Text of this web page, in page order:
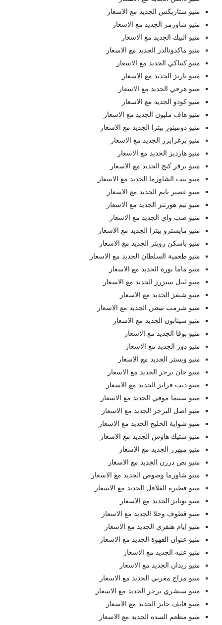
منيو ستاربكس الجديد مع الاسعار
منيو شاورمر الجديد مع الاسعار
منيو البيك الجديد مع الاسعار
منيو ماكدونالدز الجديد مع الاسعار
منيو كنتاكي الجديد مع الاسعار
منيو بارنز الجديد مع الاسعار
منيو هرفي الجديد مع الاسعار
منيو كودو الجديد مع الاسعار
منيو هاف مليون الجديد مع الاسعار
منيو دومينوز بيتزا الجديد مع الاسعار
منيو برغرايزر الجديد مع الاسعار
منيو هارديز الجديد مع الاسعار
منيو برقر كنج الجديد مع الاسعار
منيو بيت الشاورما الجديد مع الاسعار
منيو عصير تايم الجديد مع الاسعار
منيو تيم هورتنز الجديد مع الاسعار
منيو صب واي الجديد مع الاسعار
منيو مايسترو بيتزا الجديد مع الاسعار
منيو باسكن روبنز الجديد مع الاسعار
منيو طعمية السلطان الجديد مع الاسعار
منيو ماما نورة الجديد مع الاسعار
منيو ليتل سيزرز الجديد مع الاسعار
منيو شيفز الجديد مع الاسعار
منيو شرمب نيشن الجديد مع الاسعار
منيو سينابون الجديد مع الاسعار
منيو بوقا الجديد مع الاسعار
منيو دوز الجديد مع الاسعار
منيو ويستر الجديد مع الاسعار
منيو جان برجر الجديد مع الاسعار
منيو ديب فرايز الجديد مع الاسعار
منيو سينما موفي الجديد مع الاسعار
منيو اصل البرجر الجديد مع الاسعار
منيو شواية الخليج الجديد مع الاسعار
منيو ستيك هاوس الجديد مع الاسعار
منيو مبهرز الجديد مع الاسعار
منيو نص درزن الجديد مع الاسعار
منيو شاورما وصوص الجديد مع الاسعار
منيو فطيرة الفلافل الجديد مع الاسعار
منيو بوبايز الجديد مع الاسعار
منيو قطوف وحلا الجديد مع الاسعار
منيو ايام هنقري الجديد مع الاسعار
منيو عنوان القهوة الجديد مع الاسعار
منيو عنبه الجديد مع الاسعار
منيو ريدان الجديد مع الاسعار
منيو مزاج مغربي الجديد مع الاسعار
منيو سنشري برجر الجديد مع الاسعار
منيو فايف جايز الجديد مع الاسعار
منيو مطعم السده الجديد مع الاسعار